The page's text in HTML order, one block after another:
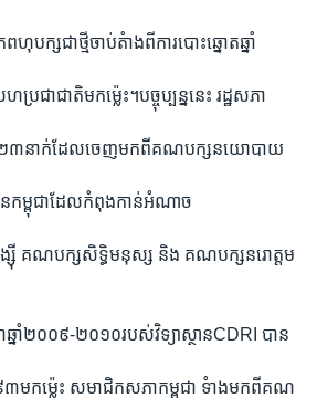
ហុបក្សជាថ្មីចាប់តំាងពីការបោះឆ្នោតឆ្នាំ
ជាជាតិមកម្ល៉េះ។បច្ចុប្បន្ននេះ រដ្ឋសភា
៣នាក់ដែលចេញមកពីគណបក្សនយោបាយ
កម្ពុជាដែលកំពុងកាន់អំណាច
គណបក្សសិទ្ធិមនុស្ស និង គណបក្សនរោត្តម
នាំ២០០៩-២០១០របស់វិទ្យាស្ថានCDRI បាន
៣មកម្ល៉េះ សមាជិកសភាកម្ពុជា ទំាងមកពីគណ